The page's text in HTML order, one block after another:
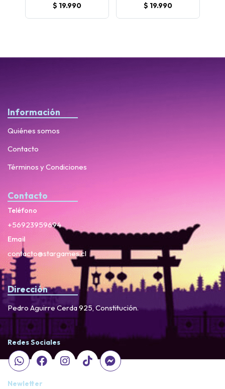
$ 19.990 $ 19.990
Información
Quiénes somos
Contacto
Términos y Condiciones
Contacto
Teléfono
+56923959694
Email
contacto@stargames.cl
Dirección
Pedro Aguirre Cerda 925, Constitución.
Redes Sociales
Newletter